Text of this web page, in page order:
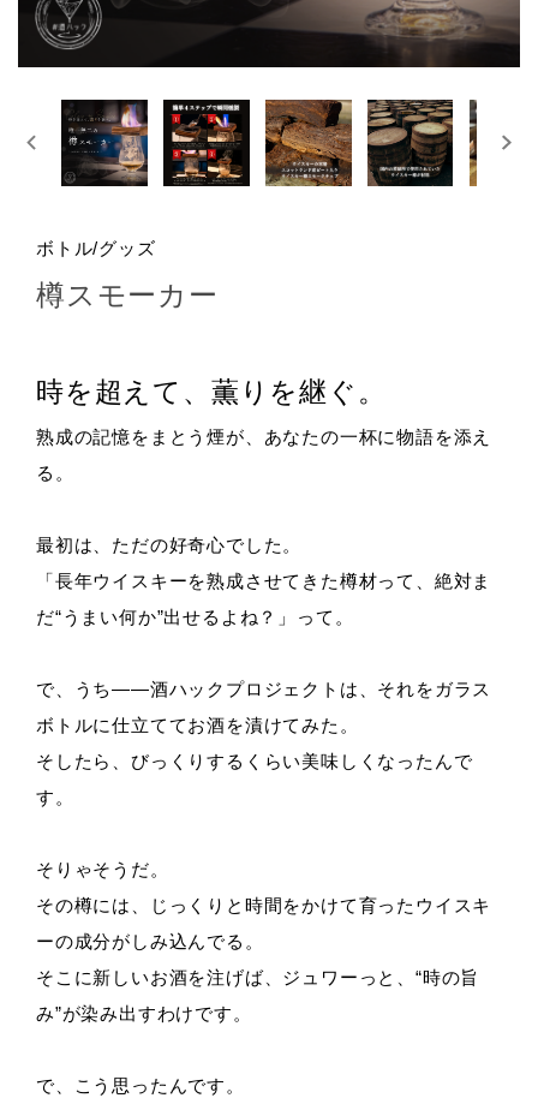
ボトル/グッズ
樽スモーカー
時を超えて、薫りを継ぐ。
熟成の記憶をまとう煙が、あなたの一杯に物語を添え
る。
最初は、ただの好奇心でした。
「長年ウイスキーを熟成させてきた樽材って、絶対ま
だ“うまい何か”出せるよね？」って。
で、うち——酒ハックプロジェクトは、それをガラス
ボトルに仕立ててお酒を漬けてみた。
そしたら、びっくりするくらい美味しくなったんで
す。
そりゃそうだ。
その樽には、じっくりと時間をかけて育ったウイスキ
ーの成分がしみ込んでる。
そこに新しいお酒を注げば、ジュワーっと、“時の旨
み”が染み出すわけです。
で、こう思ったんです。